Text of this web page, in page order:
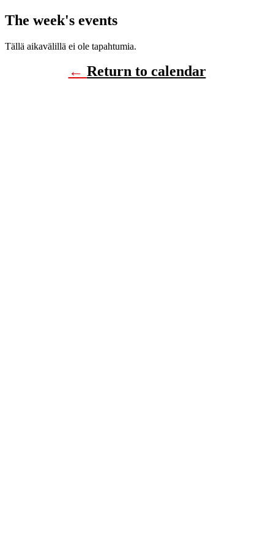
The week's events
Tällä aikavälillä ei ole tapahtumia.
← Return to calendar